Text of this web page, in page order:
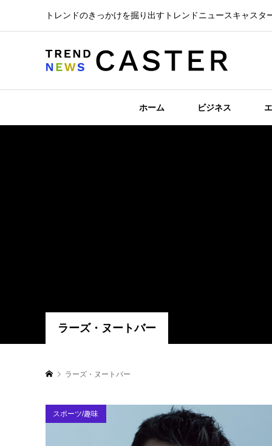
トレンドのきっかけを掘り出すトレンドニュースキャスタ
ホーム ビジネス
ラーズ・ヌートバー
ラーズ・ヌートバー
スポーツ/趣味